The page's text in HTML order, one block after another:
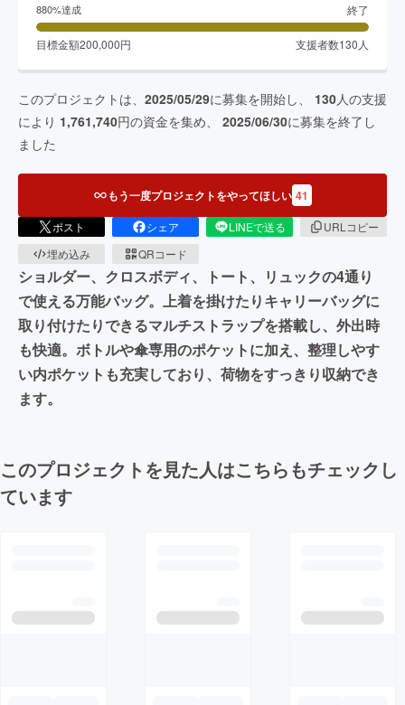
880%達成 終了
目標金額200,000円 支援者数130 人
このプロジェクトは、 2025/05/29に募集を開始し、 130人の支援
により 1,761,740円の資金を集め、 2025/06/30に募集を終了し
ました
もう一度プロジェクトをやってほしい 41
ポスト シェア LINEで送る
URLコピー
埋め込み
QRコード
ショルダー、クロスボディ、トート、リュックの4通り
で使える万能バッグ。上着を掛けたりキャリーバッグに
取り付けたりできるマルチストラップを搭載し、外出時
も快適。ボトルや傘専用のポケットに加え、整理しやす
い内ポケットも充実しており、荷物をすっきり収納でき
ます。
このプロジェクトを見た人はこちらもチェックし
ています